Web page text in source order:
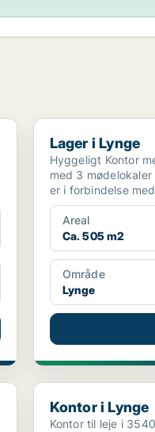
Lager i Lynge
Lager i Lynge
Hyggeligt Kontor med Loft til
med 3
er i forbindelse
Areal
Ca. 505 m2
Område
Lynge
Kontor i Lynge
Kontor i Lynge
Kontor til leje i